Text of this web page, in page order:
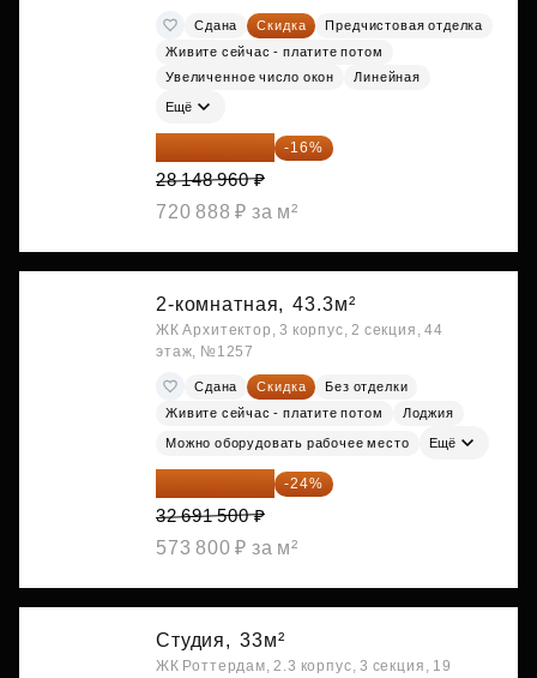
Сдана Скидка
Предчистовая отделка
Живите сейчас - платите потом
Увеличенное число окон
Линейная
Ещё
23 645 126 ₽ -16%
28 148 960 ₽
720 888 ₽ за м²
2-комнатная, 43.3м²
ЖК Архитектор, 3 корпус, 2 секция, 44
этаж, №1257
Сдана Скидка
Без отделки
Живите сейчас - платите потом
Лоджия
Можно оборудовать рабочее место Ещё
24 845 540 ₽ -24%
32 691 500 ₽
573 800 ₽ за м²
Студия, 33м²
ЖК Роттердам, 2.3 корпус, 3 секция, 19